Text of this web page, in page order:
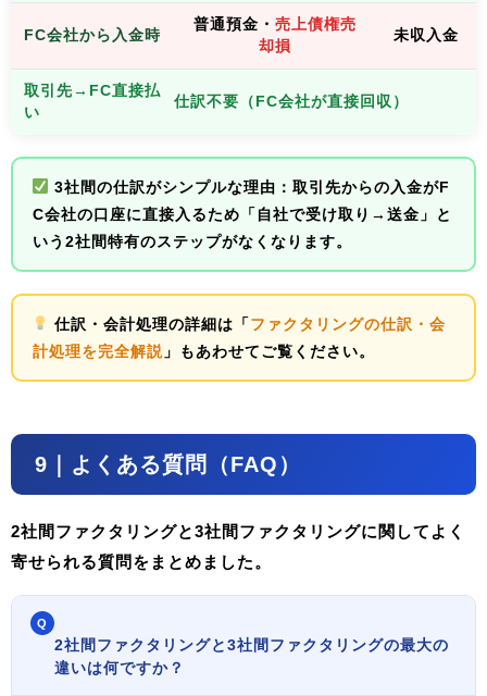
FC会社から入金時
普通預金・ 売上債権売
却損
未収入金
取引先→FC直接払
い
仕訳不要（FC会社が直接回収）
3社間の仕訳がシンプルな理由：取引先からの入金がF
C会社の口座に直接入るため「自社で受け取り→送金」と
いう2社間特有のステップがなくなります。
仕訳・会計処理の詳細は「ファクタリングの仕訳・会
計処理を完全解説 」もあわせてご覧ください。
9｜よくある質問（FAQ）
2社間ファクタリングと3社間ファクタリングに関してよく
寄せられる質問をまとめました。
Q
2社間ファクタリングと3社間ファクタリングの最大の
違いは何ですか？